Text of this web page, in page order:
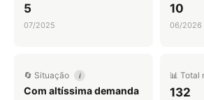
5
07/2025
10
06/2026
🔄 Situação i
Com altíssima demanda
📊 Total
132